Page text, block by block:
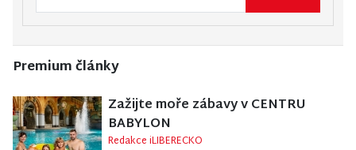
Premium články
Zažijte moře zábavy v CENTRU
BABYLON
Redakce iLIBERECKO